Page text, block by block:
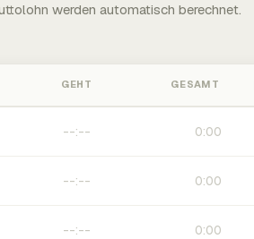
werden automatisch berechnet.
GEHT GESAMT
0:00
0:00
0:00